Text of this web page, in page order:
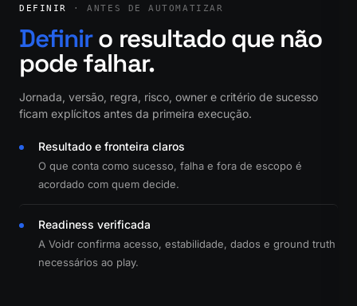
DEFINIR · ANTES DE AUTOMATIZAR
Definiro resultado que não
pode falhar.
Jornada, versão, regra, risco, owner e critério de sucesso
ficam explícitos antes da primeira execução.
Resultado e fronteira claros
O que conta como sucesso, falha e fora de escopo é
acordado com quem decide.
Readiness verificada
A Voidr confirma acesso, estabilidade, dados e ground truth
necessários ao play.